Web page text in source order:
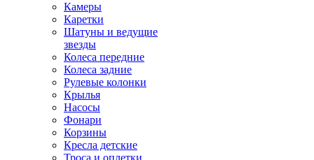
Камеры
Каретки
Шатуны и ведущие
звезды
Колеса передние
Колеса задние
Рулевые колонки
Крылья
Насосы
Фонари
Корзины
Кресла детские
Троса и оплетки